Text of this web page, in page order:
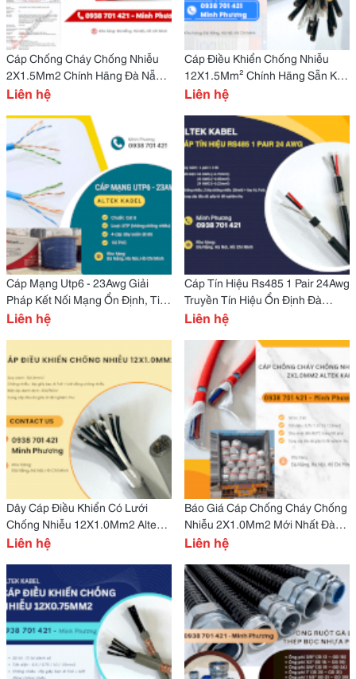
Cáp Chống Cháy Chống Nhiễu
2X1.5Mm2 Chính Hãng Đà Nẵng,
Hà Nội, Quảng Ngãi
Liên hệ
Cáp Điều Khiển Chống Nhiễu
12X1.5Mm² Chính Hãng Sẵn Kho
Đà Nẵng, Hồ Chí Minh
Liên hệ
Cáp Mạng Utp6 - 23Awg Giải
Pháp Kết Nối Mạng Ổn Định, Tiết
Kiệm Chi Phí Đà Nẵng
Liên hệ
Cáp Tín Hiệu Rs485 1 Pair 24Awg
Truyền Tín Hiệu Ổn Định Đà
Nẵng, Huế, Bình Định
Liên hệ
Dây Cáp Điều Khiển Có Lưới
Chống Nhiễu 12X1.0Mm2 Altek
Kabel Đà Nẵng, Huế
Liên hệ
Báo Giá Cáp Chống Cháy Chống
Nhiễu 2X1.0Mm2 Mới Nhất Đà
Nẵng, Quy Nhơn, Tuy Hòa
Liên hệ